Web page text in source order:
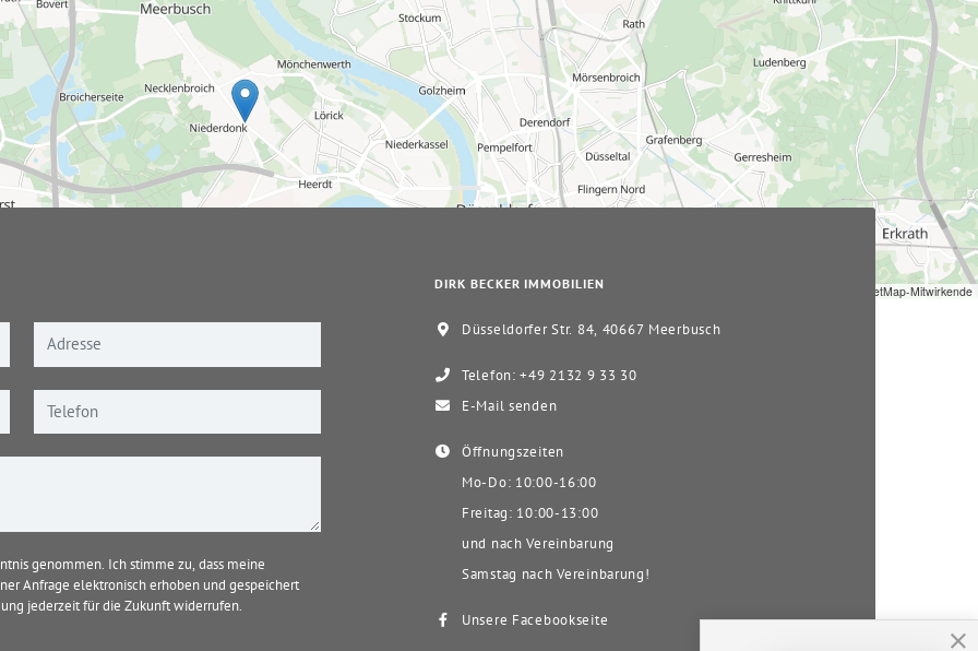
© OpenStreetMap-Mitwirkende
genommen. Ich stimme zu, dass meine
Anfrage elektronisch erhoben und gespeichert
jederzeit für die Zukunft widerrufen.
DIRK BECKER IMMOBILIEN
Düsseldorfer Str. 84, 40667 Meerbusch
Telefon: +49 2132 9 33 30
E-Mail senden
Öffnungszeiten
Mo-Do: 10:00-16:00
Freitag: 10:00-13:00
und nach Vereinbarung
Samstag nach Vereinbarung!
Unsere Facebookseite